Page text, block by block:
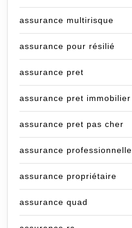
assurance multirisque
assurance pour résilié
assurance pret
assurance pret immobilier
assurance pret pas cher
assurance professionnelle
assurance propriétaire
assurance quad